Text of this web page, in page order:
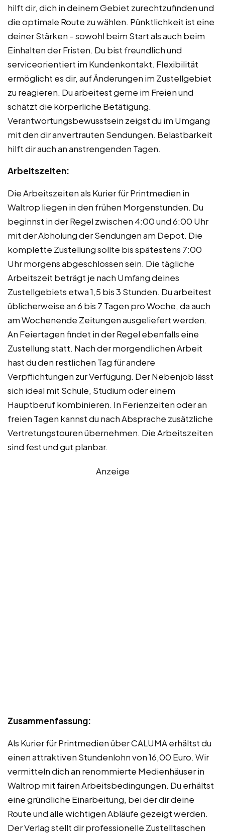
hilft dir, dich in deinem Gebiet zurechtzufinden und
die optimale Route zu wählen. Pünktlichkeit ist eine
deiner Stärken – sowohl beim Start als auch beim
Einhalten der Fristen. Du bist freundlich und
serviceorientiert im Kundenkontakt. Flexibilität
ermöglicht es dir, auf Änderungen im Zustellgebiet
zu reagieren. Du arbeitest gerne im Freien und
schätzt die körperliche Betätigung.
Verantwortungsbewusstsein zeigst du im Umgang
mit den dir anvertrauten Sendungen. Belastbarkeit
hilft dir auch an anstrengenden Tagen.
Arbeitszeiten:
Die Arbeitszeiten als Kurier für Printmedien in
Waltrop liegen in den frühen Morgenstunden. Du
beginnst in der Regel zwischen 4:00 und 6:00 Uhr
mit der Abholung der Sendungen am Depot. Die
komplette Zustellung sollte bis spätestens 7:00
Uhr morgens abgeschlossen sein. Die tägliche
Arbeitszeit beträgt je nach Umfang deines
Zustellgebiets etwa 1,5 bis 3 Stunden. Du arbeitest
üblicherweise an 6 bis 7 Tagen pro Woche, da auch
am Wochenende Zeitungen ausgeliefert werden.
An Feiertagen findet in der Regel ebenfalls eine
Zustellung statt. Nach der morgendlichen Arbeit
hast du den restlichen Tag für andere
Verpflichtungen zur Verfügung. Der Nebenjob lässt
sich ideal mit Schule, Studium oder einem
Hauptberuf kombinieren. In Ferienzeiten oder an
freien Tagen kannst du nach Absprache zusätzliche
Vertretungstouren übernehmen. Die Arbeitszeiten
sind fest und gut planbar.
Anzeige
Zusammenfassung:
Als Kurier für Printmedien über CALUMA erhältst du
einen attraktiven Stundenlohn von 16,00 Euro. Wir
vermitteln dich an renommierte Medienhäuser in
Waltrop mit fairen Arbeitsbedingungen. Du erhältst
eine gründliche Einarbeitung, bei der dir deine
Route und alle wichtigen Abläufe gezeigt werden.
Der Verlag stellt dir professionelle Zustelltaschen